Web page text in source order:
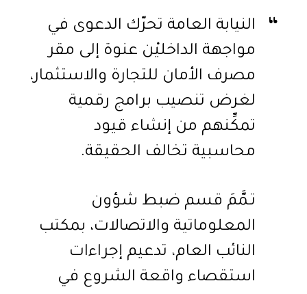
النيابة العامة تحرّك الدعوى في
مواجهة الداخليْن عنوة إلى مقر
مصرف الأمان للتجارة والاستثمار،
لغرض تنصيب برامج رقمية
تمكِّنهم من إنشاء قيود
محاسبية تخالف الحقيقة.
تـمَّمَ قسم ضبط شؤون
المعلوماتية والاتصالات، بمكتب
النائب العام، تدعيم إجراءات
استقصاء واقعة الشروع في